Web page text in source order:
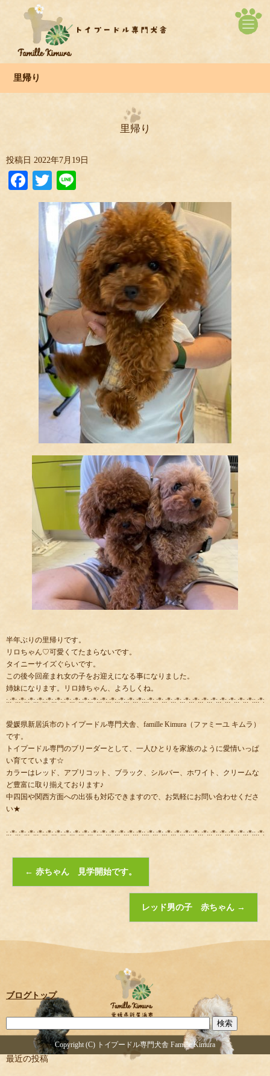
里帰り
里帰り
投稿日 2022年7月19日
Facebook
Twitter
半年ぶりの里帰りです。
リロちゃん♡可愛くてたまらないです。
タイニーサイズぐらいです。
この後今回産まれ女の子をお迎えになる事になりました。
姉妹になります。リロ姉ちゃん、よろしくね。
:.:*:.:*:.:*:.:*:.:*:.:*:.:*:.:*:.:*:.:*:.:*:.:*:.:*:.:*:.:*::.:*:.:*:.:*:.:*:.:*:.:*:.:*:.:*:.:*:.:*:.:*:.:*::.:*:.:
愛媛県新居浜市のトイプードル専門犬舎、famille Kimura（ファミーユ キムラ）
です。
トイプードル専門のブリーダーとして、一人ひとりを家族のように愛情いっぱ
い育てています☆
カラーはレッド、アプリコット、ブラック、シルバー、ホワイト、クリームな
ど豊富に取り揃えております♪
中四国や関西方面への出張も対応できますので、お気軽にお問い合わせくださ
い★
:.:*:.:*:.:*:.:*:.:*:.:*:.:*:.:*:.:*:.:*:.:*:.:*:.:*:.:*:.:*::.:*:.:*:.:*:.:*:.:*:.:*:.:*:.:*:.:*:.:*:.:*:.:*::.:*:.:
← 赤ちゃん 見学開始です。
レッド男の子 赤ちゃん →
Copyright (C) トイプードル専門犬舎 Famille Kimura
ブログトップ
最近の投稿